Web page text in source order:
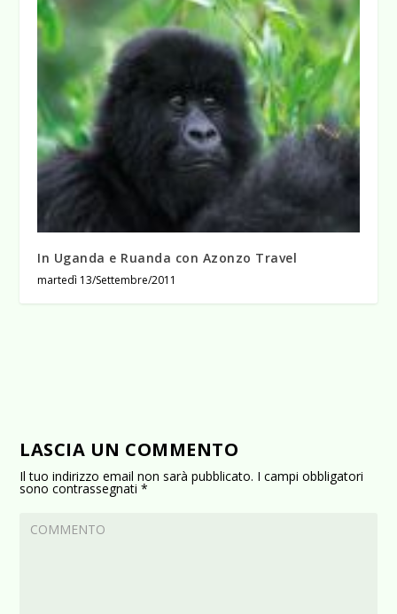
In Uganda e Ruanda con Azonzo Travel
martedì 13/Settembre/2011
LASCIA UN COMMENTO
Il tuo indirizzo email non sarà pubblicato. I campi obbligatori
sono contrassegnati*